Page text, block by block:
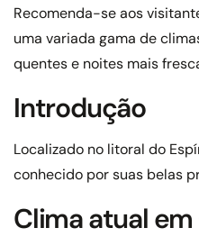
Recomenda-se aos
uma variada gama de
quentes e noites mais
Introdução
Localizado no litoral do
conhecido por suas belas
Clima atual